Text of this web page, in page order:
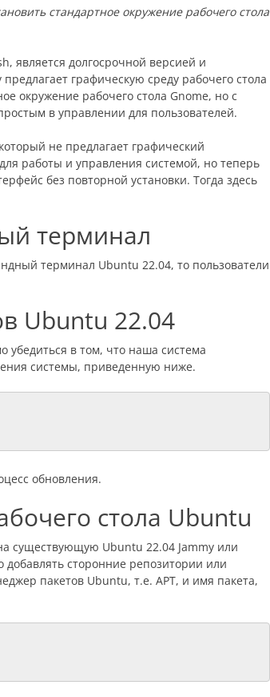
стандартное окружение рабочего стола
является долгосрочной версией и
графическую среду рабочего стола
окружение рабочего стола Gnome, но с
в управлении для пользователей.
не предлагает графический
работы и управления системой, но теперь
без повторной установки. Тогда здесь
терминал
терминал Ubuntu 22.04, то пользователи
Ubuntu 22.04
убедиться в том, что наша система
системы, приведенную ниже.
обновления.
стола Ubuntu
существующую Ubuntu 22.04 Jammy или
сторонние репозитории или
пакетов Ubuntu, т.е. APT, и имя пакета,